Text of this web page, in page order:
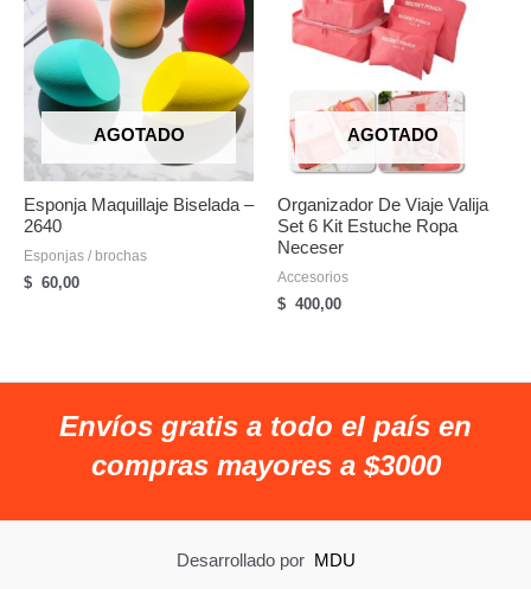
AGOTADO
Esponja Maquillaje Biselada –
2640
Esponjas / brochas
$ 60,00
AGOTADO
Organizador De Viaje Valija
Set 6 Kit Estuche Ropa
Neceser
Accesorios
$ 400,00
Envíos gratis a todo el país en
compras mayores a $3000
Desarrollado por MDU